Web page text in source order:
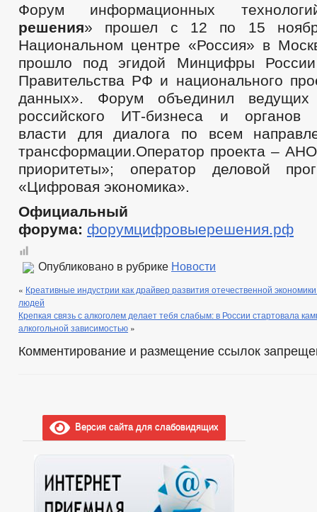
Форум информационных
решения» прошел с 12 по 15
Национальном центре «Россия» в
прошло под эгидой Минцифры
Правительства РФ и национального
данных». Форум объединил ведущих
российского ИТ-бизнеса и органов
власти для диалога по всем
трансформации.Оператор проекта –
приоритеты»; оператор деловой
«Цифровая экономика».
форума: форумцифровыерешения.рф
Опубликовано в рубрике Новости
« Креативные индустрии как драйвер развития отечественной
людей
Крепкая связь с алкоголем делает тебя слабым: в России стартовала
алкогольной зависимостью »
Комментирование и размещение ссылок
Версия сайта для слабовидящих